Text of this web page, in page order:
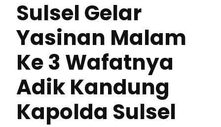
Sulsel Gelar
Yasinan Malam
Ke 3 Wafatnya
Adik Kandung
Kapolda Sulsel